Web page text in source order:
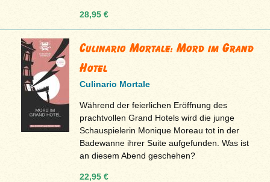
28,95 €
Culinario Mortale: Mord im Grand
Hotel
Culinario Mortale
Während der feierlichen Eröffnung des
prachtvollen Grand Hotels wird die junge
Schauspielerin Monique Moreau tot in der
Badewanne ihrer Suite aufgefunden. Was ist
an diesem Abend geschehen?
22,95 €